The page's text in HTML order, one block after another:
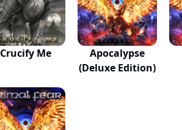
Crucify Me
Apocalypse
(Deluxe Edition)